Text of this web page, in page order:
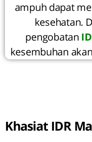
ampuh dapat
kesehatan.
pengobatan
kesembuhan
Khasiat IDR